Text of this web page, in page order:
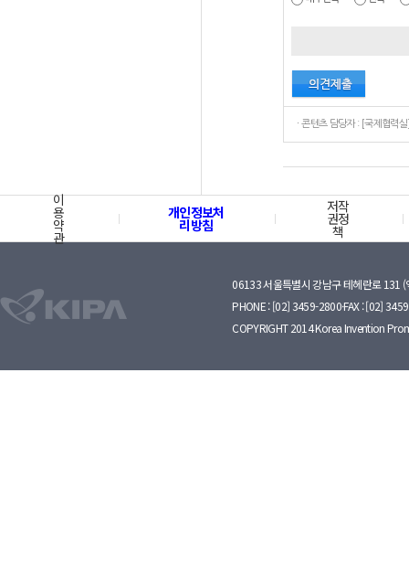
이
용
약
관
개인정보처
리방침
저작
권정
책
06133 서울특별시 강남구 테헤란로 131 (
PHONE : [02] 3459-2800·FAX : [02]
COPYRIGHT 2014 Korea Invention